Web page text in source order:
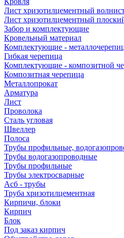
Лист хризотилцементный
Лист хризотилцементный
Забор и комплектующие
Кровельный материал
Комплектующие -
Гибкая черепица
Комплектующие - композитной
Композитная черепица
Металлопрокат
Арматура
Лист
Проволока
Сталь угловая
Швеллер
Полоса
Трубы профильные,
Трубы водогазопроводные
Трубы профильные
Трубы электросварные
Асб - трубы
Труба хризотилцементная
Кирпичи, блоки
Кирпич
Блок
Под заказ кирпич